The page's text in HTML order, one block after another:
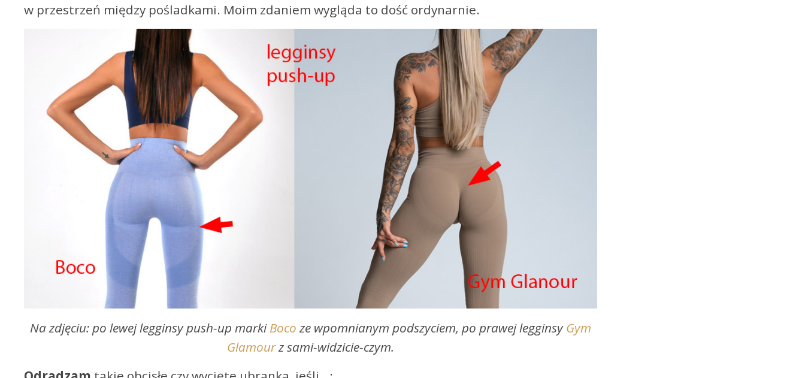
w przestrzeń między pośladkami. Moim zdaniem wygląda to dość ordynarnie.
Na zdjęciu: po lewej legginsy push-up markiBocoze wpomnianym podszyciem, po prawej legginsyGym
Glamourz sami-widzicie-czym.